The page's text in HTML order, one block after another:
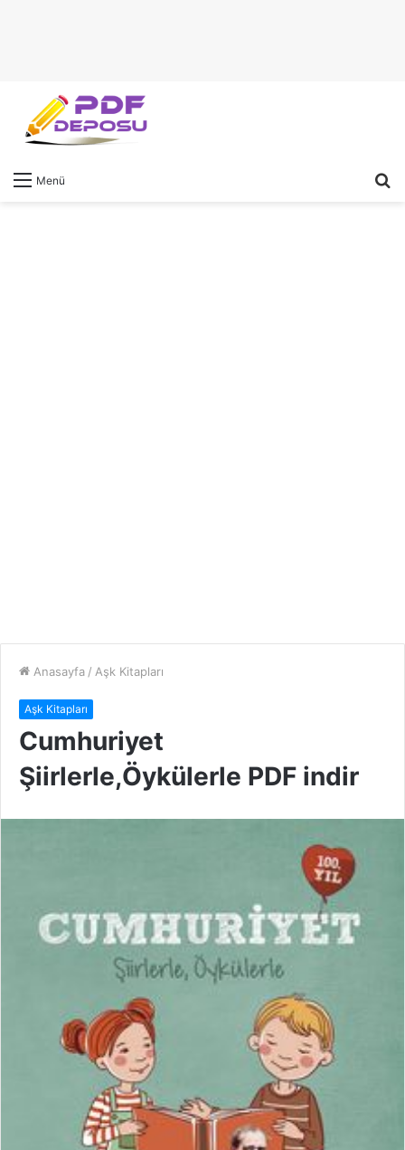
Menü
Anasayfa / Aşk Kitapları
Aşk Kitapları
Cumhuriyet
Şiirlerle,Öykülerle PDF indir